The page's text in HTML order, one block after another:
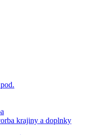
krajiny a doplnky